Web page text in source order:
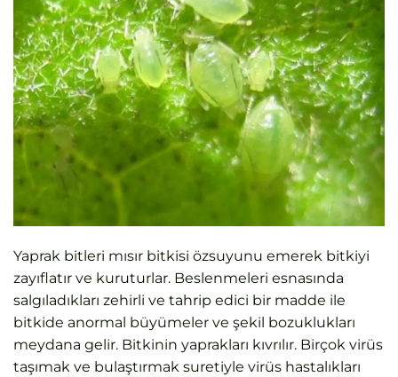
Yaprak bitleri mısır bitkisi özsuyunu emerek bitkiyi
zayıflatır ve kuruturlar. Beslenmeleri esnasında
salgıladıkları zehirli ve tahrip edici bir madde ile
bitkide anormal büyümeler ve şekil bozuklukları
meydana gelir. Bitkinin yaprakları kıvrılır. Birçok virüs
taşımak ve bulaştırmak suretiyle virüs hastalıkları